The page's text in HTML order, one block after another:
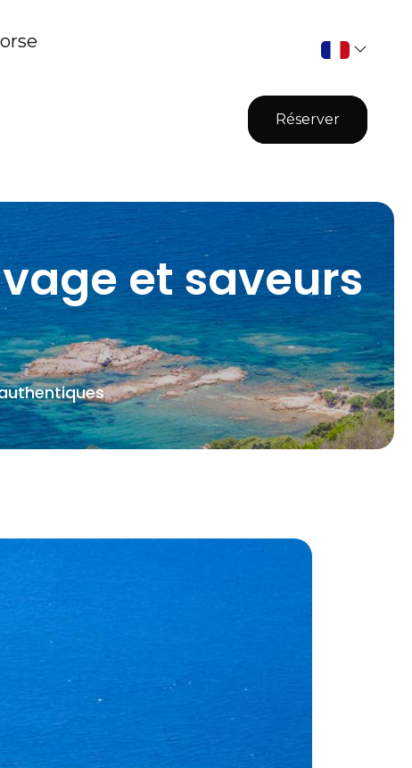
Réserver
et saveurs